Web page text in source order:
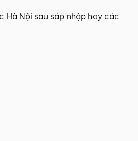
Hà Nội sau sáp nhập hay các